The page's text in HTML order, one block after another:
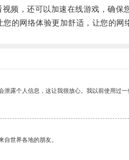
，还可以加速在线游戏，确保
网络体验更加舒适，让您的网
露个人信息，这让我很放心。我以前使用过
世界各地的朋友。